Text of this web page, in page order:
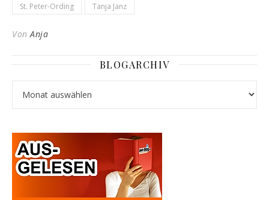
St. Peter-Ording
Tanja Janz
Von Anja
BLOGARCHIV